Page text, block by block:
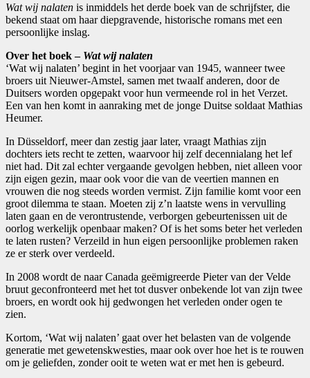
Wat wij nalaten is inmiddels het derde boek van de schrijfster, die
bekend staat om haar diepgravende, historische romans met een
persoonlijke inslag.
Over het boek – Wat wij nalaten
‘Wat wij nalaten’ begint in het voorjaar van 1945, wanneer twee
broers uit Nieuwer-Amstel, samen met twaalf anderen, door de
Duitsers worden opgepakt voor hun vermeende rol in het Verzet.
Een van hen komt in aanraking met de jonge Duitse soldaat Mathias
Heumer.
In Düsseldorf, meer dan zestig jaar later, vraagt Mathias zijn
dochters iets recht te zetten, waarvoor hij zelf decennialang het lef
niet had. Dit zal echter vergaande gevolgen hebben, niet alleen voor
zijn eigen gezin, maar ook voor die van de veertien mannen en
vrouwen die nog steeds worden vermist. Zijn familie komt voor een
groot dilemma te staan. Moeten zij z’n laatste wens in vervulling
laten gaan en de verontrustende, verborgen gebeurtenissen uit de
oorlog werkelijk openbaar maken? Of is het soms beter het verleden
te laten rusten? Verzeild in hun eigen persoonlijke problemen raken
ze er sterk over verdeeld.
In 2008 wordt de naar Canada geëmigreerde Pieter van der Velde
bruut geconfronteerd met het tot dusver onbekende lot van zijn twee
broers, en wordt ook hij gedwongen het verleden onder ogen te
zien.
Kortom, ‘Wat wij nalaten’ gaat over het belasten van de volgende
generatie met gewetenskwesties, maar ook over hoe het is te rouwen
om je geliefden, zonder ooit te weten wat er met hen is gebeurd.